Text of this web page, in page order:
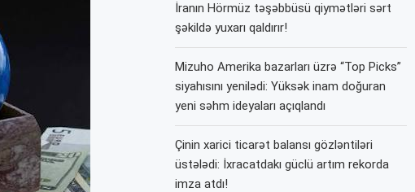
İranın Hörmüz təşəbbüsü qiymətləri sərt
şəkildə yuxarı qaldırır!
Mizuho Amerika bazarları üzrə “Top Picks”
siyahısını yenilədi: Yüksək inam doğuran
yeni səhm ideyaları açıqlandı
Çinin xarici ticarət balansı gözləntiləri
üstələdi: İxracatdakı güclü artım rekorda
imza atdı!